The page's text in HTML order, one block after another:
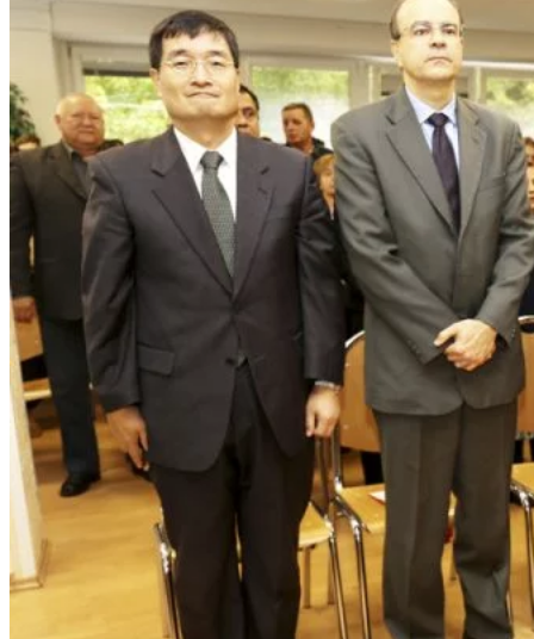
Hrady
Podujatia
Výstava
Galéria
Festival
Folklór
Koncert
Ubytovanie
Pobyty
Wellness
Gastro
Kultúra a tradície
Školstvo
Ekonomika obchod a doprava
Banskobystrický kraj
Turistika
Cyklistika
Podujatia
Výstava
Galéria
Festival
Ubytovanie